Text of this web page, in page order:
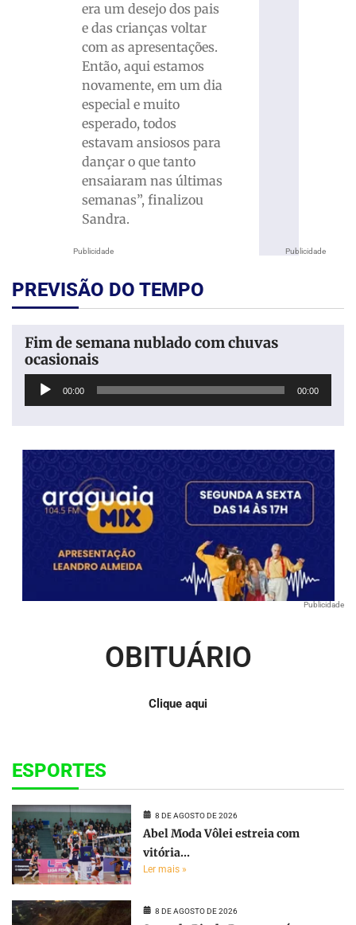
Publicidade
era um desejo dos pais
e das crianças voltar
com as apresentações.
Então, aqui estamos
novamente, em um dia
especial e muito
esperado, todos
estavam ansiosos para
dançar o que tanto
ensaiaram nas últimas
semanas”, finalizou
Sandra.
Publicidade
PREVISÃO DO TEMPO
Fim de semana nublado com chuvas
ocasionais
Tocador
00:00 00:00
Publicidade
OBITUÁRIO
Clique aqui
ESPORTES
8 DE AGOSTO DE 2026
Abel Moda Vôlei estreia com
vitória...
Ler mais »
8 DE AGOSTO DE 2026